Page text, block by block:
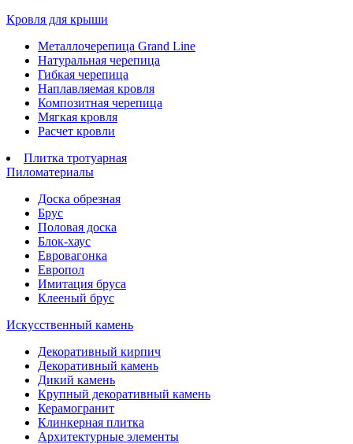
Кровля для крыши
Металлочерепица Grand Line
Натуральная черепица
Гибкая черепица
Наплавляемая кровля
Композитная черепица
Мягкая кровля
Расчет кровли
Плитка тротуарная
Пиломатериалы
Доска обрезная
Брус
Половая доска
Блок-хаус
Евровагонка
Европол
Имитация бруса
Клееный брус
Искусственный камень
Декоративный кирпич
Декоративный камень
Дикий камень
Крупный декоративный камень
Керамогранит
Клинкерная плитка
Архитектурные элементы